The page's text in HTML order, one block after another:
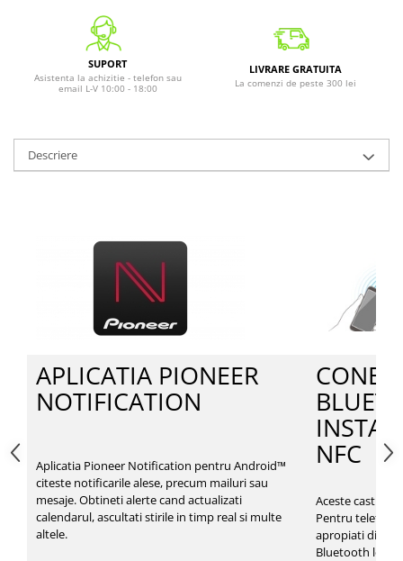
SUPORT
Asistenta la achizitie - telefon sau
email L-V 10:00 - 18:00
LIVRARE GRATUITA
La comenzi de peste 300 lei
Descriere
APLICATIA PIONEER
NOTIFICATION
Aplicatia Pioneer Notification pentru Android™
citeste notificarile alese, precum mailuri sau
mesaje. Obtineti alerte cand actualizati
calendarul, ascultati stirile in timp real si multe
altele.
NFC
Aceste casti
Pentru
apropiati
Bluetooth le